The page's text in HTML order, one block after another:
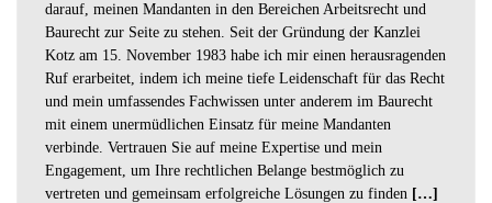
darauf, meinen Mandanten in den Bereichen Arbeitsrecht und
Baurecht zur Seite zu stehen. Seit der Gründung der Kanzlei
Kotz am 15. November 1983 habe ich mir einen herausragenden
Ruf erarbeitet, indem ich meine tiefe Leidenschaft für das Recht
und mein umfassendes Fachwissen unter anderem im Baurecht
mit einem unermüdlichen Einsatz für meine Mandanten
verbinde. Vertrauen Sie auf meine Expertise und mein
Engagement, um Ihre rechtlichen Belange bestmöglich zu
vertreten und gemeinsam erfolgreiche Lösungen zu finden […]